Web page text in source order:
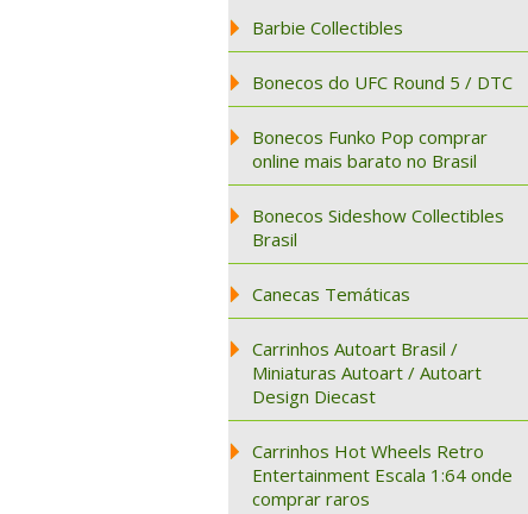
Barbie Collectibles
Bonecos do UFC Round 5 / DTC
Bonecos Funko Pop comprar
online mais barato no Brasil
Bonecos Sideshow Collectibles
Brasil
Canecas Temáticas
Carrinhos Autoart Brasil /
Miniaturas Autoart / Autoart
Design Diecast
Carrinhos Hot Wheels Retro
Entertainment Escala 1:64 onde
comprar raros